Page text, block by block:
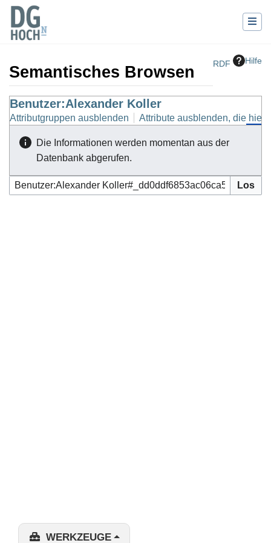
RDF Hilfe
Semantisches Browsen
Wechseln zu: Navigation,Suche
Benutzer:Alexander Koller
Attributgruppen ausblenden Attribute ausblenden, die
Die Informationen werden momentan aus der
Datenbank abgerufen.
WERKZEUGE